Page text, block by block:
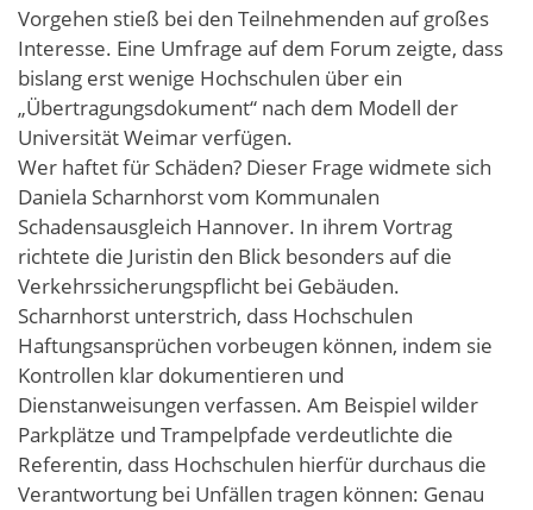
Vorgehen stieß bei den Teilnehmenden auf großes
Interesse. Eine Umfrage auf dem Forum zeigte, dass
bislang erst wenige Hochschulen über ein
„Übertragungsdokument“ nach dem Modell der
Universität Weimar verfügen.
Wer haftet für Schäden? Dieser Frage widmete sich
Daniela Scharnhorst vom Kommunalen
Schadensausgleich Hannover. In ihrem Vortrag
richtete die Juristin den Blick besonders auf die
Verkehrssicherungspflicht bei Gebäuden.
Scharnhorst unterstrich, dass Hochschulen
Haftungsansprüchen vorbeugen können, indem sie
Kontrollen klar dokumentieren und
Dienstanweisungen verfassen. Am Beispiel wilder
Parkplätze und Trampelpfade verdeutlichte die
Referentin, dass Hochschulen hierfür durchaus die
Verantwortung bei Unfällen tragen können: Genau